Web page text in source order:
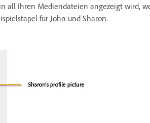
all Ihren Mediendateien angezeigt wird,
für John und Sharon.